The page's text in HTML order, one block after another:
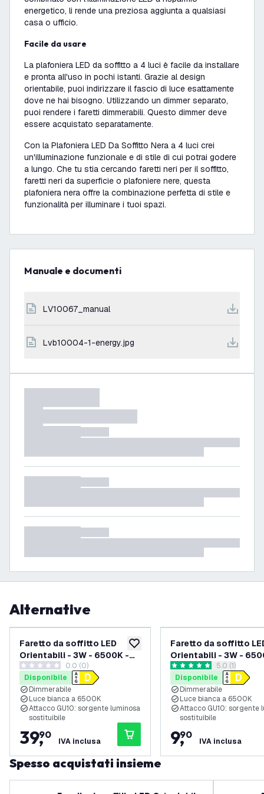
energetico, li rende una preziosa aggiunta a qualsiasi
casa o ufficio.
Facile da usare
La plafoniera LED da soffitto a 4 luci è facile da installare
e pronta all'uso in pochi istanti. Grazie al design
orientabile, puoi indirizzare il fascio di luce esattamente
dove ne hai bisogno. Utilizzando un dimmer separato,
puoi rendere i faretti dimmerabili. Questo dimmer deve
essere acquistato separatamente.
Con la Plafoniera LED Da Soffitto Nera a 4 luci crei
un'illuminazione funzionale e di stile di cui potrai godere
a lungo. Che tu stia cercando faretti neri per il soffitto,
faretti neri da superficie o plafoniere nere, questa
plafoniera nera offre la combinazione perfetta di stile e
funzionalità per illuminare i tuoi spazi.
Manuale e documenti
LV10067_manual
lvb10004-1-energy.jpg
Alternative
aggiungi alla lista desideri
Faretto da soffitto LED
Orientabili - 3W - 6500K -
Nera - 4 Posti - Attacco
GU10
0 stelle di valutazione
0.0 (0)
Disponibile
Dimmerabile
Luce bianca a 6500K
Attacco GU10: sorgente luminosa
sostituibile
39,
90
IVA inclusa
Faretto da soffitto
Orientabili - 3W -
Nera - Attacco GU10
apri il
5 stelle di valutazione
5.0 (1)
Disponibile
Dimmerabile
Luce bianca a 6500K
Attacco GU10: sorgente
sostituibile
9,
90
IVA inclusa
Spesso acquistati insieme